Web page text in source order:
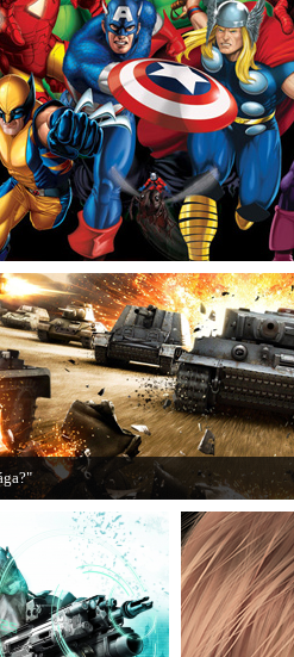
miért kerülnek olyan sokba a AAA-